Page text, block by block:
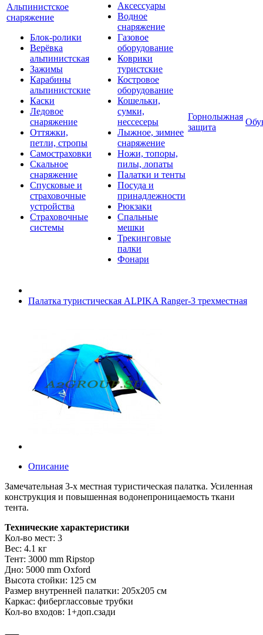
Альпинистское
снаряжение
Блок-ролики
Верёвка
альпинистская
Зажимы
Карабины
альпинистские
Каски
Ледовое
снаряжение
Оттяжки,
петли, стропы
Самостраховки
Скальное
снаряжение
Спусковые и
страховочные
устройства
Страховочные
системы
Аксессуары
Водное
снаряжение
Газовое
оборудование
Коврики
туристские
Костровое
оборудование
Кошельки,
сумки,
нессесеры
Лыжное, зимнее
снаряжение
Ножи, топоры,
пилы, лопаты
Палатки и тенты
Посуда и
принадлежности
Рюкзаки
Спальные
мешки
Трекинговые
палки
Фонари
Горнолыжная
защита
Палатка туристическая ALPIKA Ranger-3 трехместная
Описание
Замечательная 3-х местная туристическая палатка. Усиленная
конструкция и повышенная водонепроницаемость ткани
тента.
Технические характеристики
Кол-во мест: 3
Вес: 4.1 кг
Тент: 3000 mm Ripstop
Дно: 5000 mm Oxford
Высота стойки: 125 см
Размер внутренней палатки: 205х205 см
Каркас: фиберглассовые трубки
Кол-во входов: 1+доп.сзади